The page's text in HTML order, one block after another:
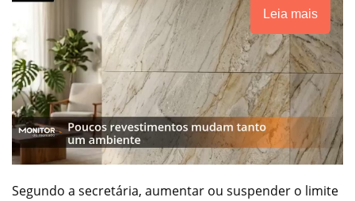
Leia mais
Segundo a secretária, aumentar ou suspender o limite